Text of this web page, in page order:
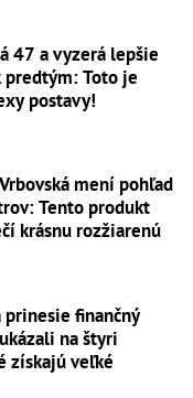
47 a vyzerá lepšie
predtým: Toto je
postavy!
mení pohľad
Tento produkt
krásnu rozžiarenú
prinesie finančný
na štyri
získajú veľké